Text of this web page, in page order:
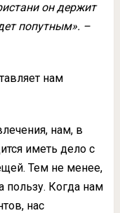
он держит
попутным». –
нам
нам, в
иметь дело с
Тем не менее,
пользу. Когда нам
нас